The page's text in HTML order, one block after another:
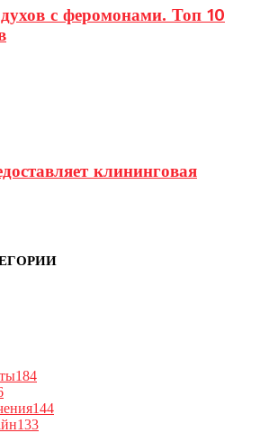
с феромонами. Топ 10
клининговая
184
144
133